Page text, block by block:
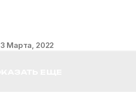
3 Марта, 2022